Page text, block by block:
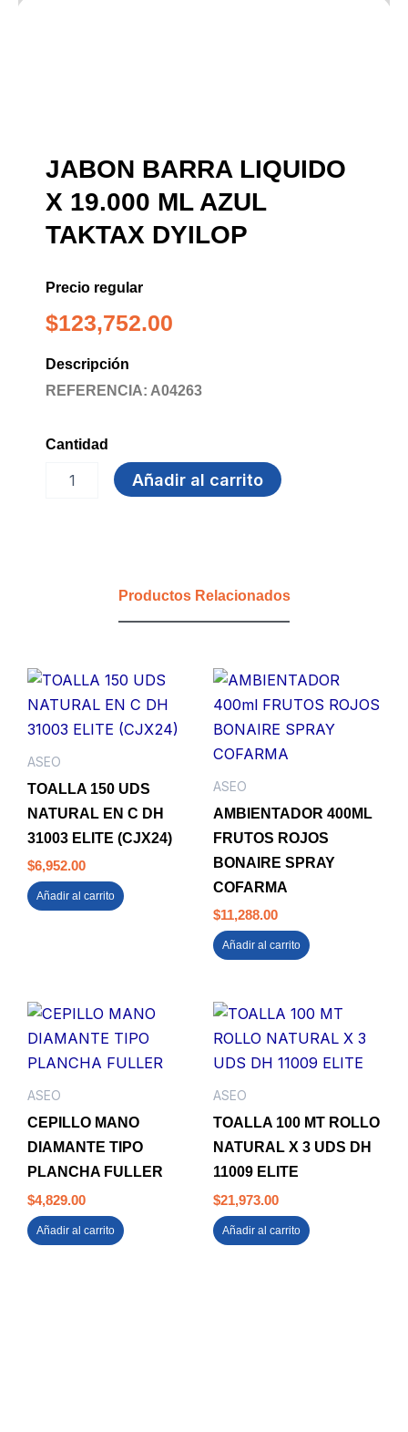
JABON BARRA LIQUIDO
X 19.000 ML AZUL
TAKTAX DYILOP
Precio regular
$123,752.00
Descripción
REFERENCIA: A04263
Cantidad
BARRA
Añadir al carrito
Productos Relacionados
ASEO
TOALLA 150 UDS
NATURAL EN C DH
31003 ELITE (CJX24)
$6,952.00
Añadir al carrito
ASEO
AMBIENTADOR 400ML
FRUTOS ROJOS
BONAIRE SPRAY
COFARMA
$11,288.00
Añadir al carrito
ASEO
CEPILLO MANO
DIAMANTE TIPO
PLANCHA FULLER
$4,829.00
Añadir al carrito
ASEO
TOALLA 100 MT ROLLO
NATURAL X 3 UDS DH
11009 ELITE
$21,973.00
Añadir al carrito